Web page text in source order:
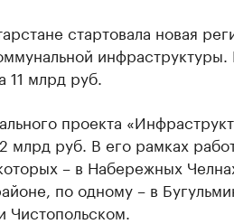
стартовала новая
11 млрд руб.
проекта
млрд руб. В его рамках
– в Набережных
по одному – в